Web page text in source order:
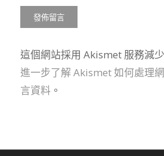
這個網站採用 Akismet 服務減
進一步了解 Akismet 如何處理
言資料。